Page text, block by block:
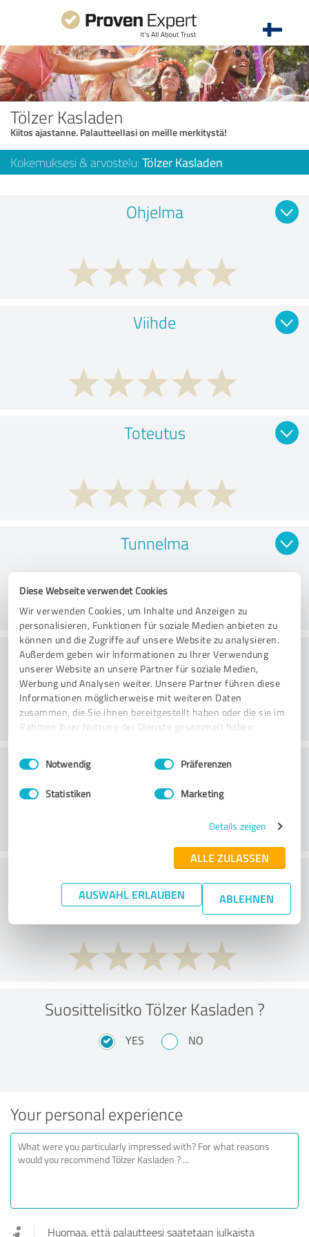
Diese Webseite verwendet Cookies
Wir verwenden Cookies, um Inhalte und Anzeigen zu
personalisieren, Funktionen für soziale Medien anbieten zu
können und die Zugriffe auf unsere Website zu analysieren.
Außerdem geben wir Informationen zu Ihrer Verwendung
unserer Website an unsere Partner für soziale Medien,
Werbung und Analysen weiter. Unsere Partner führen diese
Informationen möglicherweise mit weiteren Daten
zusammen, die Sie ihnen bereitgestellt haben oder die sie im
Rahmen Ihrer Nutzung der Dienste gesammelt haben.
Impressum Datenschutzbestimmungen
Einwilligungsauswahl
Notwendig Präferenzen
Statistiken Marketing
Details zeigen
ALLE ZULASSEN
AUSWAHL ERLAUBEN ABLEHNEN
Tölzer Kasladen
Kiitos ajastanne. Palautteellasi on meille merkitystä!
Kokemuksesi & arvostelu: Tölzer Kasladen
Ohjelma
Viihde
Toteutus
Tunnelma
Laatu
Asiakaspalvelu
What do you think of the price to
performance ratio?
Suosittelisitko Tölzer Kasladen ?
YES NO
Your personal experience
Huomaa, että palautteesi saatetaan julkaista